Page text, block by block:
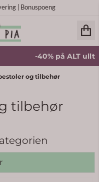
| Bonuspoeng
-40% på ALT
og tilbehør
tilbehør